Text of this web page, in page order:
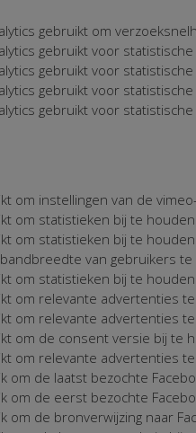
gebruikt om
gebruikt voor
gebruikt voor
gebruikt voor
gebruikt voor
om instellingen van de
om statistieken bij te
om statistieken bij te
van gebruikers
om statistieken bij te
om relevante advertenties
om relevante advertenties
om de consent versie bij te
om relevante advertenties
om de laatst bezochte
om de eerst bezochte
om de bronverwijzing naar